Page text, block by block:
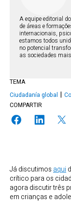
A equipe editorial
de áreas e
internacionais,
estamos todos
no potencial
as sociedades
TEMA
Ciudadanía global
COMPARTIR
Já discutimos aqui
crítico para os
agora discutir três
em crianças e